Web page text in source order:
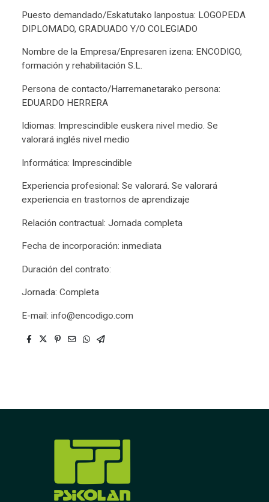
Puesto demandado/Eskatutako lanpostua: LOGOPEDA
DIPLOMADO, GRADUADO Y/O COLEGIADO
Nombre de la Empresa/Enpresaren izena: ENCODIGO,
formación y rehabilitación S.L.
Persona de contacto/Harremanetarako persona:
EDUARDO HERRERA
Idiomas: Imprescindible euskera nivel medio. Se
valorará inglés nivel medio
Informática: Imprescindible
Experiencia profesional: Se valorará. Se valorará
experiencia en trastornos de aprendizaje
Relación contractual: Jornada completa
Fecha de incorporación: inmediata
Duración del contrato:
Jornada: Completa
E-mail: info@encodigo.com